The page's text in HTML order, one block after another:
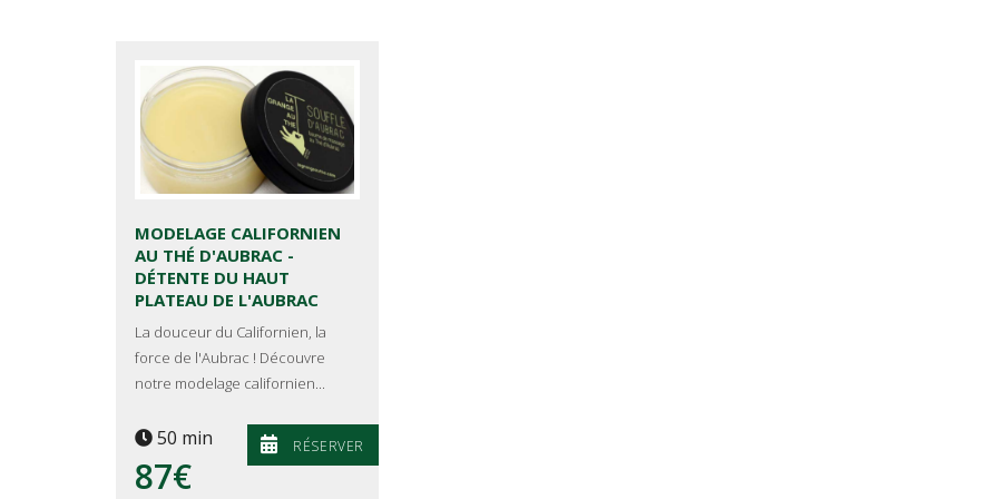
MODELAGE CALIFORNIEN
AU THÉ D'AUBRAC -
DÉTENTE DU HAUT
PLATEAU DE L'AUBRAC
La douceur du Californien, la
force de l'Aubrac ! Découvre
notre modelage californien...
50 min
87€
RÉSERVER